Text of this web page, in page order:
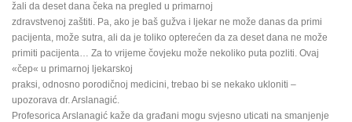
žali da deset dana čeka na pregled u primarnoj
zdravstvenoj zaštiti. Pa, ako je baš gužva i ljekar ne može danas da primi
pacijenta, može sutra, ali da je toliko opterećen da za deset dana ne može
primiti pacijenta… Za to vrijeme čovjeku može nekoliko puta pozliti. Ovaj
«čep« u primarnoj ljekarskoj
praksi, odnosno porodičnoj medicini, trebao bi se nekako ukloniti –
upozorava dr. Arslanagić.
Profesorica Arslanagić kaže da građani mogu svjesno uticati na smanjenje